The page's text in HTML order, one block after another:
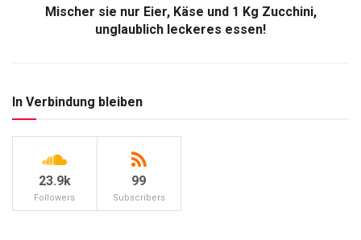
Mischer sie nur Eier, Käse und 1 Kg Zucchini,
unglaublich leckeres essen!
In Verbindung bleiben
23.9k
Followers
99
Subscribers